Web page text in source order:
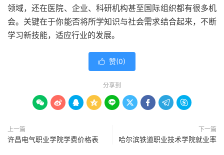
领域，还在医院、企业、科研机构甚至国际组织都有很多机
会。关键在于你能否将所学知识与社会需求结合起来，不断
学习新技能，适应行业的发展。
 赞(0)
分享到
        
上一篇
许昌电气职业学院学费价格表
下一篇
哈尔滨铁道职业技术学院就业率